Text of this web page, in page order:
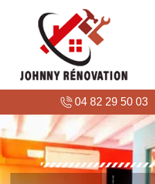
04 82 29 50 03